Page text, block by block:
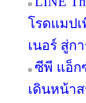
โรดแมป
เนอร์ สู่ก
ซีพี แอ็ก
เดินหน้า